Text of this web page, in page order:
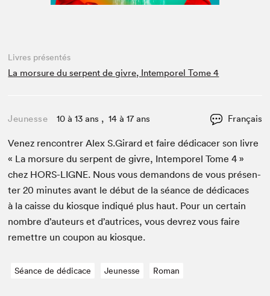
Livres présentés
La morsure du serpent de givre, Intemporel Tome 4
Jeunesse 10 à 13 ans , 14 à 17 ans Français
Venez ren­con­tr­er Alex S.Girard et faire dédi­cac­er son livre
« La mor­sure du ser­pent de givre, Intem­porel Tome4 »
chez HORS-LIGNE. Nous vous deman­dons de vous présen­
ter20 min­utes avant le début de la séance de dédi­caces
à la caisse du kiosque indiqué plus haut. Pour un cer­tain
nom­bre d’auteurs et d’autrices, vous devrez vous faire
remet­tre un coupon au kiosque.
Séance de dédicace Jeunesse Roman